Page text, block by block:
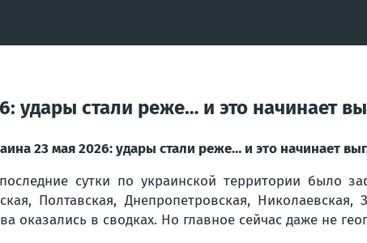
удары стали реже… и это начинает
23 мая 2026: удары стали реже… и это начинает
сутки по украинской территории было
Полтавская, Днепропетровская,
оказались в сводках. Но главное сейчас даже не